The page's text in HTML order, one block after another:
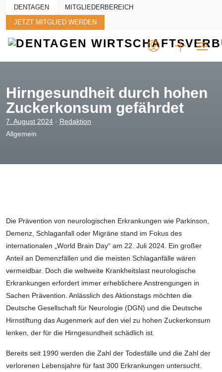
Skip to main content
DENTAGEN MITGLIEDERBEREICH
JETZT MITGLIED WERDEN
Hirngesundheit durch hohen
Zuckerkonsum gefährdet
7. August 2024 · Redaktion
Allgemein
Die Prävention von neurologischen Erkrankungen wie Parkinson,
Demenz, Schlaganfall oder Migräne stand im Fokus des
internationalen „World Brain Day“ am 22. Juli 2024. Ein großer
Anteil an Demenzfällen und die meisten Schlaganfälle wären
vermeidbar. Doch die weltweite Krankheitslast neurologische
Erkrankungen erfordert immer erheblichere Anstrengungen in
Sachen Prävention. Anlässlich des Aktionstags möchten die
Deutsche Gesellschaft für Neurologie (DGN) und die Deutsche
Hirnstiftung das Augenmerk auf den viel zu hohen Zuckerkonsum
lenken, der für die Hirngesundheit schädlich ist.
Bereits seit 1990 werden die Zahl der Todesfälle und die Zahl der
verlorenen Lebensjahre für fast 300 Erkrankungen untersucht.